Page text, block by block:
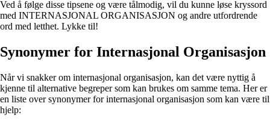
Ved å følge disse tipsene og være tålmodig, vil du kunne løse kryssord
med INTERNASJONAL ORGANISASJON og andre utfordrende
ord med letthet. Lykke til!
Synonymer for Internasjonal Organisasjon
Når vi snakker om internasjonal organisasjon, kan det være nyttig å
kjenne til alternative begreper som kan brukes om samme tema. Her er
en liste over synonymer for internasjonal organisasjon som kan være til
hjelp: